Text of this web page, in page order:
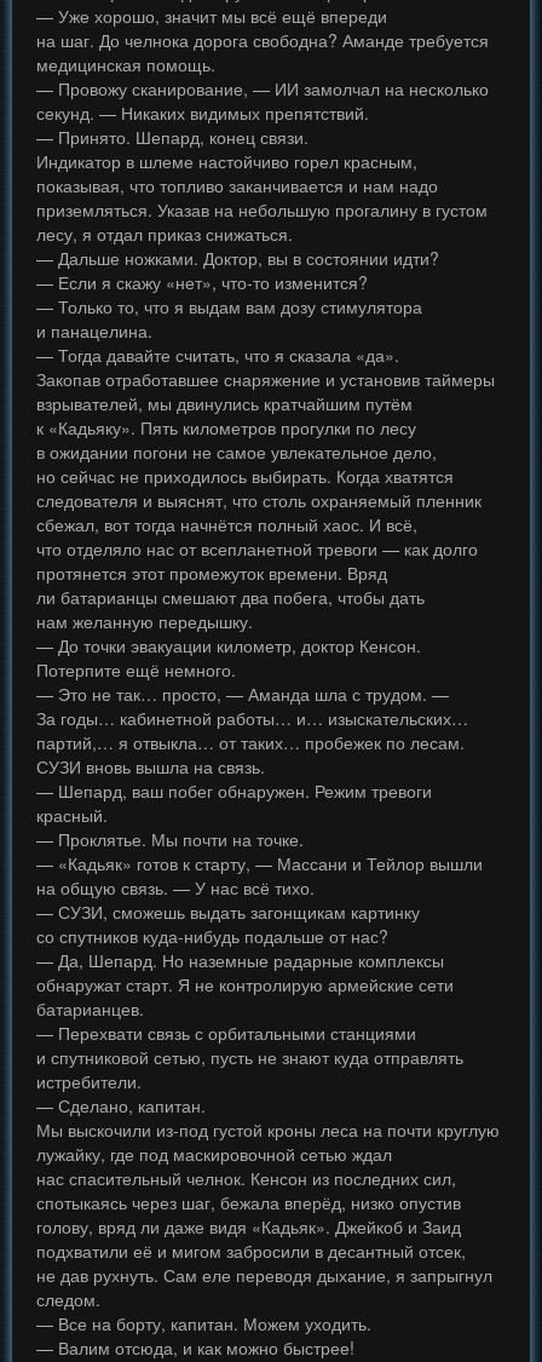
— Уже хорошо, значит мы всё ещё впереди
на шаг. До челнока дорога свободна? Аманде требуется
медицинская помощь.
— Провожу сканирование, — ИИ замолчал на несколько
секунд. — Никаких видимых препятствий.
— Принято. Шепард, конец связи.
Индикатор в шлеме настойчиво горел красным,
показывая, что топливо заканчивается и нам надо
приземляться. Указав на небольшую прогалину в густом
лесу, я отдал приказ снижаться.
— Дальше ножками. Доктор, вы в состоянии идти?
— Если я скажу «нет», что-то изменится?
— Только то, что я выдам вам дозу стимулятора
и панацелина.
— Тогда давайте считать, что я сказала «да».
Закопав отработавшее снаряжение и установив таймеры
взрывателей, мы двинулись кратчайшим путём
к «Кадьяку». Пять километров прогулки по лесу
в ожидании погони не самое увлекательное дело,
но сейчас не приходилось выбирать. Когда хватятся
следователя и выяснят, что столь охраняемый пленник
сбежал, вот тогда начнётся полный хаос. И всё,
что отделяло нас от всепланетной тревоги — как долго
протянется этот промежуток времени. Вряд
ли батарианцы смешают два побега, чтобы дать
нам желанную передышку.
— До точки эвакуации километр, доктор Кенсон.
Потерпите ещё немного.
— Это не так… просто, — Аманда шла с трудом. —
За годы… кабинетной работы… и… изыскательских…
партий,… я отвыкла… от таких… пробежек по лесам.
СУЗИ вновь вышла на связь.
— Шепард, ваш побег обнаружен. Режим тревоги
красный.
— Проклятье. Мы почти на точке.
— «Кадьяк» готов к старту, — Массани и Тейлор вышли
на общую связь. — У нас всё тихо.
— СУЗИ, сможешь выдать загонщикам картинку
со спутников куда-нибудь подальше от нас?
— Да, Шепард. Но наземные радарные комплексы
обнаружат старт. Я не контролирую армейские сети
батарианцев.
— Перехвати связь с орбитальными станциями
и спутниковой сетью, пусть не знают куда отправлять
истребители.
— Сделано, капитан.
Мы выскочили из-под густой кроны леса на почти круглую
лужайку, где под маскировочной сетью ждал
нас спасительный челнок. Кенсон из последних сил,
спотыкаясь через шаг, бежала вперёд, низко опустив
голову, вряд ли даже видя «Кадьяк». Джейкоб и Заид
подхватили её и мигом забросили в десантный отсек,
не дав рухнуть. Сам еле переводя дыхание, я запрыгнул
следом.
— Все на борту, капитан. Можем уходить.
— Валим отсюда, и как можно быстрее!